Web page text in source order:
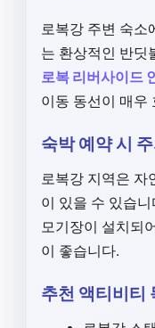
로복강 주변 숙소
는 환상적인 반딧
로복 리버사이드
이동 동선이 매우
숙박 예약 시
로복강 지역은 자
이 있을 수 있습
모기장이 설치되
이 좋습니다.
추천 액티비티